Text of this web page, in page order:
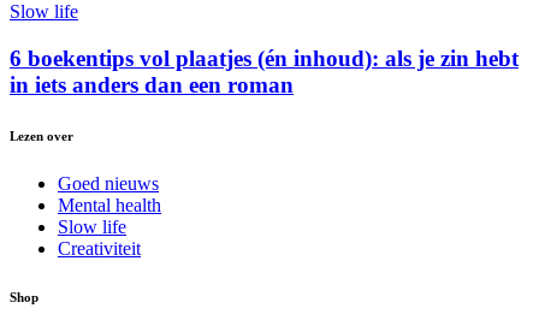
Slow life
6 boekentips vol plaatjes (én inhoud): als je zin hebt
in iets anders dan een roman
Lezen over
Goed nieuws
Mental health
Slow life
Creativiteit
Shop